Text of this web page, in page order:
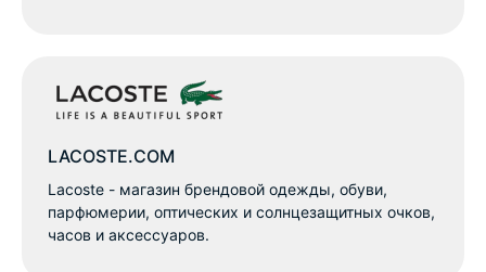
LACOSTE.COM
Lacoste - магазин брендовой одежды, обуви,
парфюмерии, оптических и солнцезащитных очков,
часов и аксессуаров.